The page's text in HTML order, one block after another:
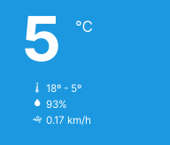
5 ℃
18º - 5º
93%
0.17 km/h